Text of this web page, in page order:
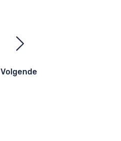
Volgende